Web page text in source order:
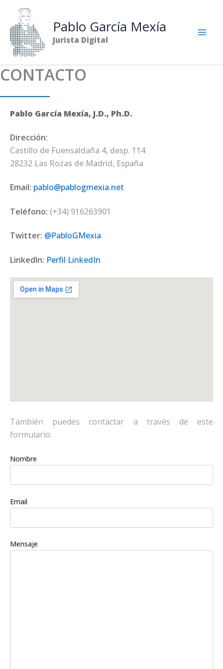
contenido
Pablo García Mexía
Jurista Digital
CONTACTO
Pablo García Mexía, J.D., Ph.D.
Dirección:
Castillo de Fuensaldaña 4, desp. 114
28232 Las Rozas de Madrid, España
Email: pablo@pablogmexia.net
Teléfono: (+34) 916263901
Twitter: @PabloGMexia
LinkedIn: Perfil LinkedIn
También puedes contactar a través de este
formulario.
Nombre
Email
Mensaje